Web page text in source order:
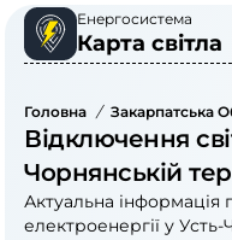
Енергосистема
Карта світла
Головна / Закарпатська
Відключення
Чорнянській
Актуальна інформація
електроенергії у